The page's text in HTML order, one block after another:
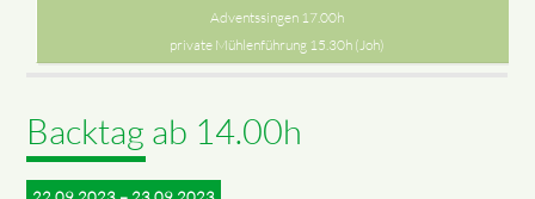
Adventssingen 17.00h
private Mühlenführung 15.30h (Joh)
Backtag ab 14.00h